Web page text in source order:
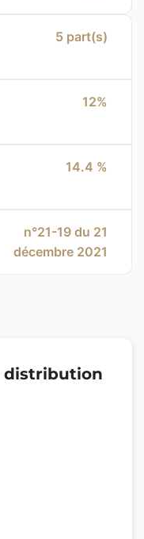
5 part(s)
12%
14.4 %
n°21-19 du 21
décembre 2021
distribution